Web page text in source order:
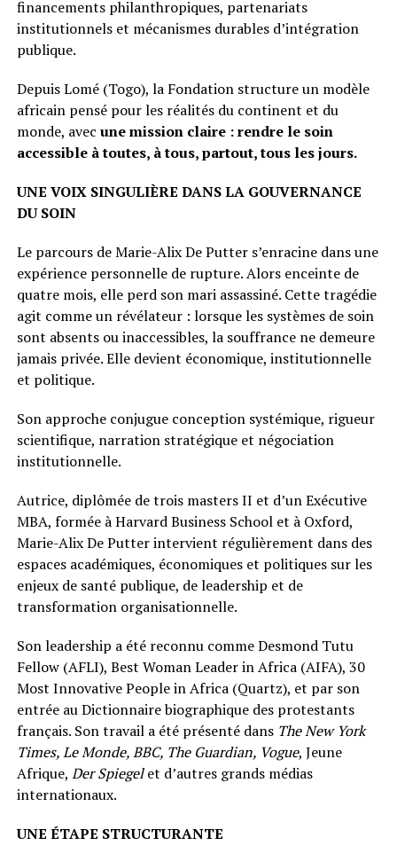
financements philanthropiques, partenariats
institutionnels et mécanismes durables d’intégration
publique.
Depuis Lomé (Togo), la Fondation structure un modèle
africain pensé pour les réalités du continent et du
monde, avec une mission claire : rendre le soin
accessible à toutes, à tous, partout, tous les jours.
UNE VOIX SINGULIÈRE DANS LA GOUVERNANCE
DU SOIN
Le parcours de Marie-Alix De Putter s’enracine dans une
expérience personnelle de rupture. Alors enceinte de
quatre mois, elle perd son mari assassiné. Cette tragédie
agit comme un révélateur : lorsque les systèmes de soin
sont absents ou inaccessibles, la souffrance ne demeure
jamais privée. Elle devient économique, institutionnelle
et politique.
Son approche conjugue conception systémique, rigueur
scientifique, narration stratégique et négociation
institutionnelle.
Autrice, diplômée de trois masters II et d’un Exécutive
MBA, formée à Harvard Business School et à Oxford,
Marie-Alix De Putter intervient régulièrement dans des
espaces académiques, économiques et politiques sur les
enjeux de santé publique, de leadership et de
transformation organisationnelle.
Son leadership a été reconnu comme Desmond Tutu
Fellow (AFLI), Best Woman Leader in Africa (AIFA), 30
Most Innovative People in Africa (Quartz), et par son
entrée au Dictionnaire biographique des protestants
français. Son travail a été présenté dans The New York
Times, Le Monde, BBC, The Guardian, Vogue, Jeune
Afrique, Der Spiegelet d’autres grands médias
internationaux.
UNE ÉTAPE STRUCTURANTE